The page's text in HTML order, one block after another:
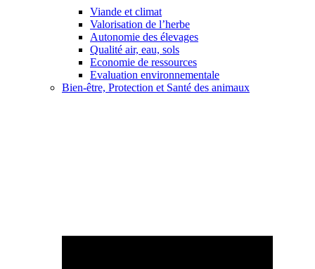
Viande et climat
Valorisation de l’herbe
Autonomie des élevages
Qualité air, eau, sols
Economie de ressources
Evaluation environnementale
Bien-être, Protection et Santé des animaux